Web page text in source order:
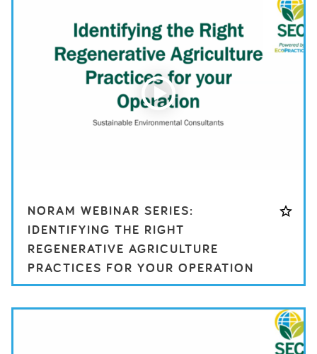
NORAM WEBINAR SERIES:
IDENTIFYING THE RIGHT
REGENERATIVE AGRICULTURE
PRACTICES FOR YOUR OPERATION